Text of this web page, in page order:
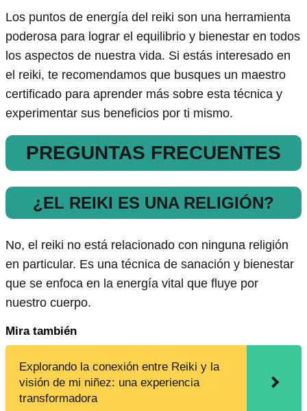
Los puntos de energía del reiki son una herramienta
poderosa para lograr el equilibrio y bienestar en todos
los aspectos de nuestra vida. Si estás interesado en
el reiki, te recomendamos que busques un maestro
certificado para aprender más sobre esta técnica y
experimentar sus beneficios por ti mismo.
PREGUNTAS FRECUENTES
¿EL REIKI ES UNA RELIGIÓN?
No, el reiki no está relacionado con ninguna religión
en particular. Es una técnica de sanación y bienestar
que se enfoca en la energía vital que fluye por
nuestro cuerpo.
Mira también
Explorando la conexión entre Reiki y la
visión de mi niñez: una experiencia
transformadora